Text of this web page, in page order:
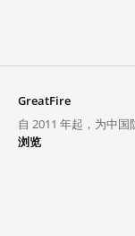
GreatFire
自 2011 年起，为中国
浏览